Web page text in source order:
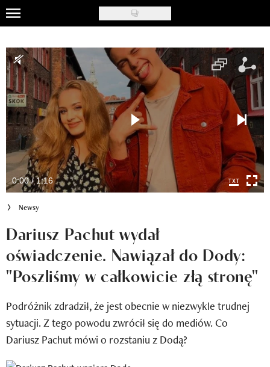
Skip
to
main
content
Moda
Ślub i wesele
Styl życia
Nasze akcje
Inspiracje
Newsy
Newsletter
Wizaz Summer Influ School
Mój profil / Zarejestruj się
0:00 / 1:16
Newsy
Dariusz Pachut wydał
oświadczenie. Nawiązał do Dody:
"Poszliśmy w całkowicie złą stronę"
Podróżnik zdradził, że jest obecnie w niezwykle trudnej
sytuacji. Z tego powodu zwrócił się do mediów. Co
Dariusz Pachut mówi o rozstaniu z Dodą?